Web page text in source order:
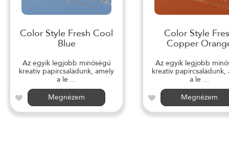
Color Style Fresh Cool
Blue
Az egyik legjobb minőségű
kreatív papírcsaládunk, amely
a le ...
Megnézem
Color Style
Copper
Az egyik legjobb
kreatív papírcsaládunk,
a le ...
Megnézem